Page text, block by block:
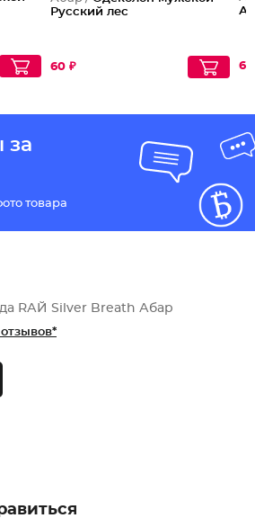
Русский лес
60 ₽
за
товара
RАЙ Silver Breath Абар